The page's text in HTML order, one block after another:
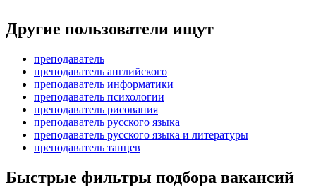
Другие пользователи ищут
преподаватель
преподаватель английского
преподаватель информатики
преподаватель психологии
преподаватель рисования
преподаватель русского языка
преподаватель русского языка и литературы
преподаватель танцев
Быстрые фильтры подбора вакансий